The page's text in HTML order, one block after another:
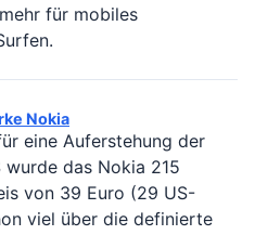
für mobiles
Nokia
eine Auferstehung der
das Nokia 215
von 39 Euro (29 US-
viel über die definierte